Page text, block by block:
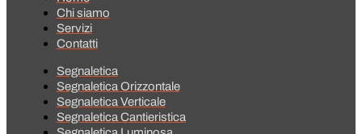
Chi siamo
Servizi
Contatti
Segnaletica
Segnaletica Orizzontale
Segnaletica Verticale
Segnaletica Cantieristica